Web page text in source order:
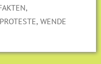
,
,WENDE